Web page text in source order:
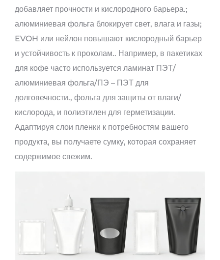
добавляет прочности и кислородного барьера.;
алюминиевая фольга блокирует свет, влага и газы;
EVOH или нейлон повышают кислородный барьер
и устойчивость к проколам.. Например, в пакетиках
для кофе часто используется ламинат ПЭТ/
алюминиевая фольга/ПЭ – ПЭТ для
долговечности., фольга для защиты от влаги/
кислорода, и полиэтилен для герметизации.
Адаптируя слои пленки к потребностям вашего
продукта, вы получаете сумку, которая сохраняет
содержимое свежим.